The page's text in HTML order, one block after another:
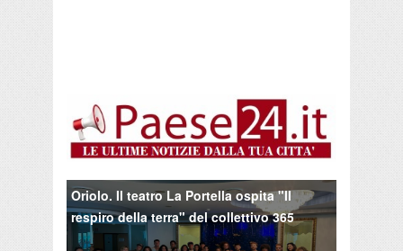
Oriolo. Il teatro La Portella ospita "Il
respiro della terra" del collettivo 365